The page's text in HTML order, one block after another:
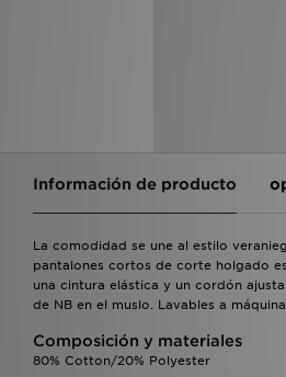
Información de producto
La comodidad se une al estilo
pantalones cortos de corte holgado
una cintura elástica y un cordón
de NB en el muslo. Lavables a
Composición y materiales
80% Cotton/20% Polyester